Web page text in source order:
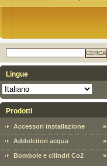
CERCA
Lingue
Prodotti
Accessori installazione »
Addolcitori acqua »
Bombole e cilindri Co2 »